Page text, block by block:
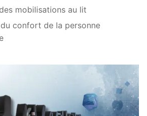
mobilisations au lit
confort de la personne